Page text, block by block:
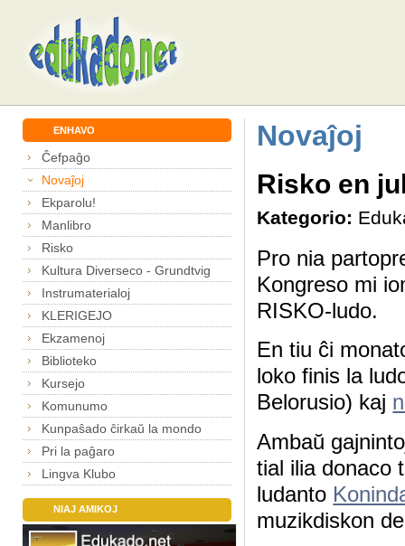
ENHAVO
Ĉefpaĝo
Novaĵoj
Ekparolu!
Manlibro
Risko
Kultura Diverseco - Grundtvig
Instrumaterialoj
KLERIGEJO
Ekzamenoj
Biblioteko
Kursejo
Komunumo
Kunpaŝado ĉirkaŭ la mondo
Pri la paĝaro
Lingva Klubo
NIAJ AMIKOJ
Novaĵoj
Risko en
Kategorio:
Pro nia
Kongreso mi
RISKO-ludo.
En tiu ĉi
loko finis la
Belorusio) kaj
Ambaŭ
tial ilia donaco
ludanto
muzikdiskon